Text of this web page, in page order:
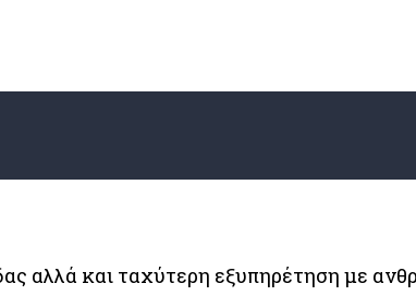
αλλά και ταχύτερη εξυπηρέτηση με